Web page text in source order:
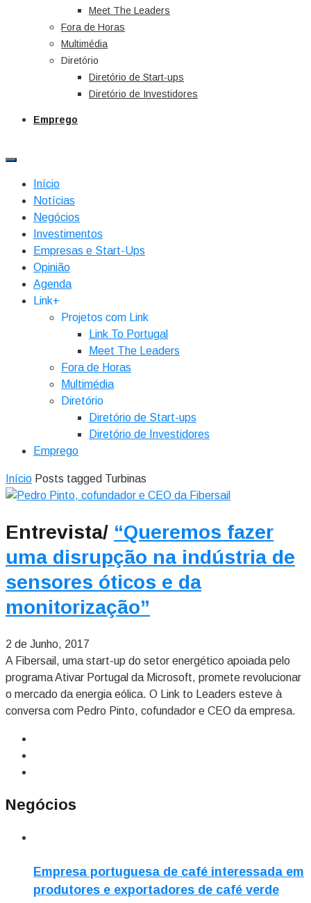
Meet The Leaders
Fora de Horas
Multimédia
Diretório
Diretório de Start-ups
Diretório de Investidores
Emprego
Início
Notícias
Negócios
Investimentos
Empresas e Start-Ups
Opinião
Agenda
Link+
Projetos com Link
Link To Portugal
Meet The Leaders
Fora de Horas
Multimédia
Diretório
Diretório de Start-ups
Diretório de Investidores
Emprego
Início Posts tagged Turbinas
Entrevista/ “Queremos fazer
uma disrupção na indústria de
sensores óticos e da
monitorização”
2 de Junho, 2017
A Fibersail, uma start-up do setor energético apoiada pelo
programa Ativar Portugal da Microsoft, promete revolucionar
o mercado da energia eólica. O Link to Leaders esteve à
conversa com Pedro Pinto, cofundador e CEO da empresa.
Negócios
Empresa portuguesa de café interessada em
produtores e exportadores de café verde